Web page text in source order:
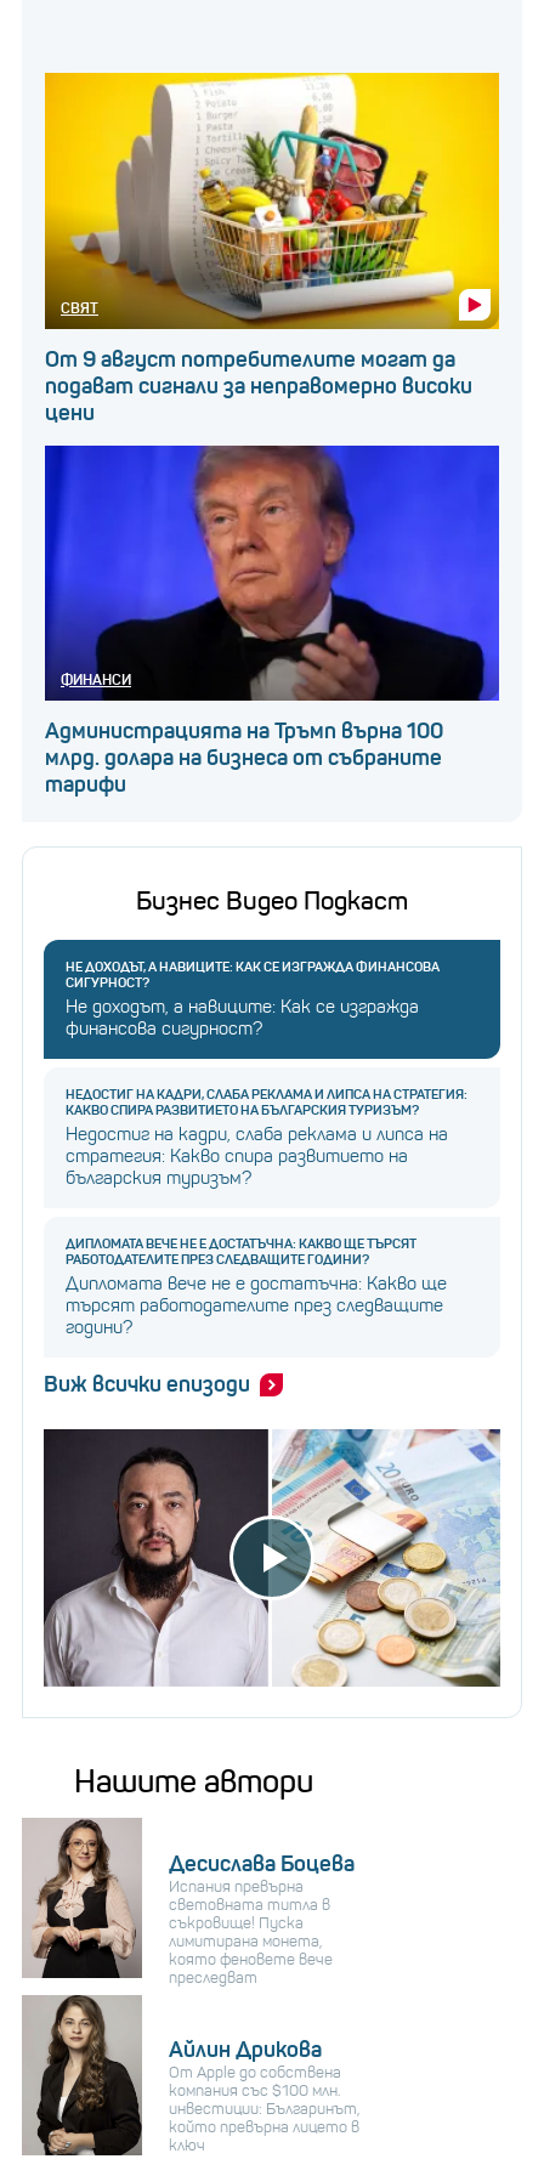
СВЯТ
От 9 август потребителите могат да
подават сигнали за неправомерно високи
цени
ФИНАНСИ
Администрацията на Тръмп върна 100
млрд. долара на бизнеса от събраните
тарифи
Бизнес Видео Подкаст
НЕ ДОХОДЪТ, А НАВИЦИТЕ: КАК СЕ ИЗГРАЖДА ФИНАНСОВА
СИГУРНОСТ?
Не доходът, а навиците: Как се изгражда
финансова сигурност?
НЕДОСТИГ НА КАДРИ, СЛАБА РЕКЛАМА И ЛИПСА НА СТРАТЕГИЯ:
КАКВО СПИРА РАЗВИТИЕТО НА БЪЛГАРСКИЯ ТУРИЗЪМ?
Недостиг на кадри, слаба реклама и липса на
стратегия: Какво спира развитието на
българския туризъм?
ДИПЛОМАТА ВЕЧЕ НЕ Е ДОСТАТЪЧНА: КАКВО ЩЕ ТЪРСЯТ
РАБОТОДАТЕЛИТЕ ПРЕЗ СЛЕДВАЩИТЕ ГОДИНИ?
Дипломата вече не е достатъчна: Какво ще
търсят работодателите през следващите
години?
Виж всички епизоди
Нашите автори
Десислава Боцева
Испания превърна
световната титла в
съкровище! Пуска
лимитирана монета,
която феновете вече
преследват
Айлин Дрикова
От Apple до собствена
компания със $100 млн.
инвестиции: Българинът,
който превърна лицето в
ключ